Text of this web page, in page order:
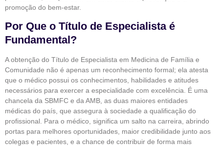
promoção do bem-estar.
Por Que o Título de Especialista é
Fundamental?
A obtenção do Título de Especialista em Medicina de Família e
Comunidade não é apenas um reconhecimento formal; ela atesta
que o médico possui os conhecimentos, habilidades e atitudes
necessários para exercer a especialidade com excelência. É uma
chancela da SBMFC e da AMB, as duas maiores entidades
médicas do país, que assegura à sociedade a qualificação do
profissional. Para o médico, significa um salto na carreira, abrindo
portas para melhores oportunidades, maior credibilidade junto aos
colegas e pacientes, e a chance de contribuir de forma mais